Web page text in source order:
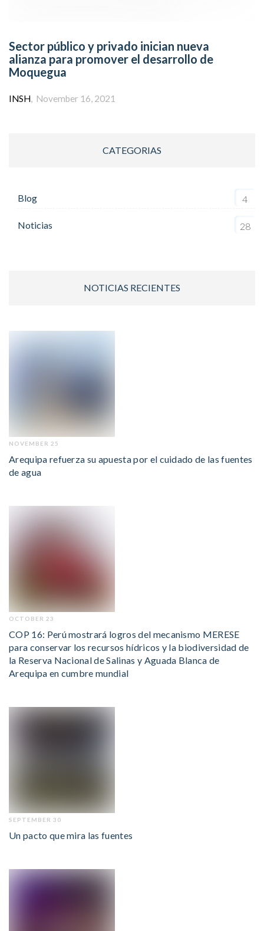
Sector público y privado inician nueva
alianza para promover el desarrollo de
Moquegua
Author
INSH November 16, 2021
CATEGORIAS
Blog 4
Noticias 28
NOTICIAS RECIENTES
NOVEMBER 25
Arequipa refuerza su apuesta por el cuidado de las fuentes
de agua
OCTOBER 23
COP 16: Perú mostrará logros del mecanismo MERESE
para conservar los recursos hídricos y la biodiversidad de
la Reserva Nacional de Salinas y Aguada Blanca de
Arequipa en cumbre mundial
SEPTEMBER 30
Un pacto que mira las fuentes